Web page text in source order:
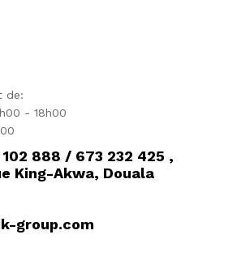
de:
- 18h00
102 888 / 673 232 425 ,
King-Akwa, Douala
group.com